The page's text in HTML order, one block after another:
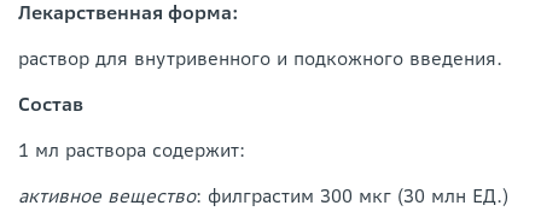
Лекарственная форма:
раствор для внутривенного и подкожного введения.
Состав
1 мл раствора содержит:
активное вещество: филграстим 300 мкг (30 млн ЕД.)